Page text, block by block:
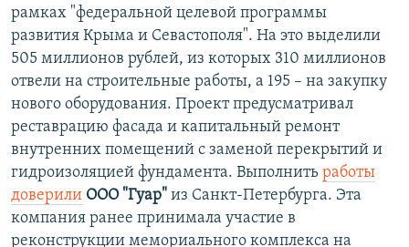
рамках "федеральной целевой программы
развития Крыма и Севастополя". На это выделили
505 миллионов рублей, из которых 310 миллионов
отвели на строительные работы, а 195 – на закупку
нового оборудования. Проект предусматривал
реставрацию фасада и капитальный ремонт
внутренних помещений с заменой перекрытий и
гидроизоляцией фундамента. Выполнить работы
доверили ООО "Гуар" из Санкт-Петербурга. Эта
компания ранее принимала участие в
реконструкции мемориального комплекса на